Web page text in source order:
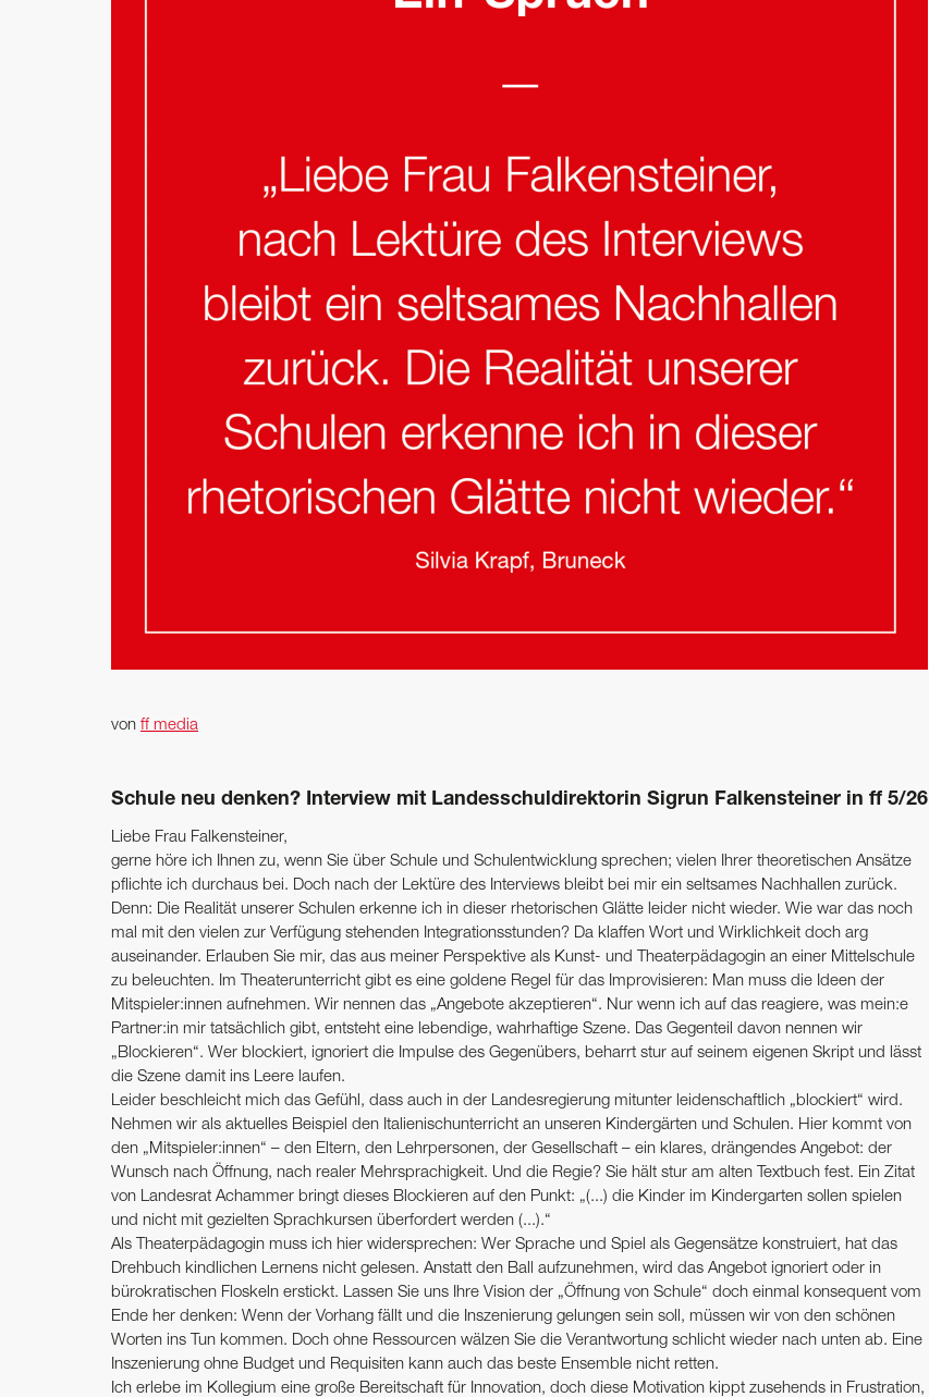
von ff media
Schule neu denken? Interview mit Landesschuldirektorin Sigrun Falkensteiner in ff 5/26
Liebe Frau Falkensteiner,
gerne höre ich Ihnen zu, wenn Sie über Schule und Schulentwicklung sprechen; vielen Ihrer theoretischen Ansätze
pflichte ich durchaus bei. Doch nach der Lektüre des Interviews bleibt bei mir ein seltsames Nachhallen zurück.
Denn: Die Realität unserer Schulen erkenne ich in dieser rhetorischen Glätte leider nicht wieder. Wie war das noch
mal mit den vielen zur Verfügung stehenden Integrationsstunden? Da klaffen Wort und Wirklichkeit doch arg
auseinander. Erlauben Sie mir, das aus meiner Perspektive als Kunst- und Theaterpädagogin an einer Mittelschule
zu beleuchten. Im Theaterunterricht gibt es eine goldene Regel für das Improvisieren: Man muss die Ideen der
Mitspieler:innen aufnehmen. Wir nennen das „Angebote akzeptieren“. Nur wenn ich auf das reagiere, was mein:e
Partner:in mir tatsächlich gibt, entsteht eine lebendige, wahrhaftige Szene. Das Gegenteil davon nennen wir
„Blockieren“. Wer blockiert, ignoriert die Impulse des Gegenübers, beharrt stur auf seinem eigenen Skript und lässt
die Szene damit ins Leere laufen.
Leider beschleicht mich das Gefühl, dass auch in der Landesregierung mitunter ­leidenschaftlich „blockiert“ wird.
Nehmen wir als aktuelles Beispiel den Italienischunterricht an unseren Kindergärten und Schulen. Hier kommt von
den „Mitspieler:innen“ – den Eltern, den Lehrpersonen, der Gesellschaft – ein klares, drängendes Angebot: der
Wunsch nach Öffnung, nach realer Mehrsprachigkeit. Und die Regie? Sie hält stur am alten ­Textbuch fest. Ein Zitat
von Landesrat Achammer bringt dieses Blockieren auf den Punkt: „(...) die Kinder im Kindergarten sollen spielen
und nicht mit gezielten Sprachkursen über­fordert werden (...).“
Als Theaterpädagogin muss ich hier widersprechen: Wer Sprache und Spiel als Gegensätze konstruiert, hat das
Drehbuch kindlichen Lernens nicht gelesen. Anstatt den Ball aufzunehmen, wird das Angebot ignoriert oder in
bürokratischen Floskeln erstickt. Lassen Sie uns Ihre Vision der „Öffnung von Schule“ doch einmal konsequent vom
Ende her denken: Wenn der Vorhang fällt und die Inszenierung gelungen sein soll, müssen wir von den schönen
Worten ins Tun kommen. Doch ohne Ressourcen ­wälzen Sie die Verantwortung schlicht ­wieder nach unten ab. Eine
Inszenierung ohne Budget und Requisiten kann auch das beste Ensemble nicht retten.
Ich erlebe im Kollegium eine große ­Bereitschaft für Innovation, doch diese Motivation kippt zusehends in Frustration,